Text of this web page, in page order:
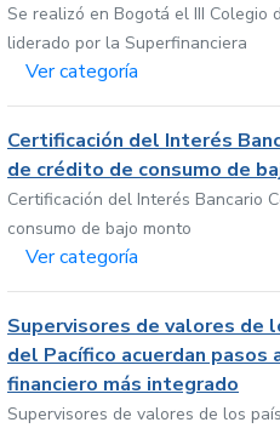
Se realizó en Bogotá el III Colegio
liderado por la Superfinanciera
Ver categoría
Certificación del Interés
de crédito de consumo de
Certificación del Interés Bancario
consumo de bajo monto
Ver categoría
Supervisores de valores de
del Pacífico acuerdan pasos
financiero más integrado
Supervisores de valores de los